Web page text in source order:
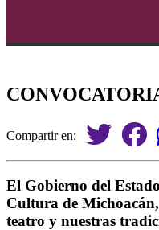
Compartir en:
El Gobierno del
Cultura de
teatro y nuestras